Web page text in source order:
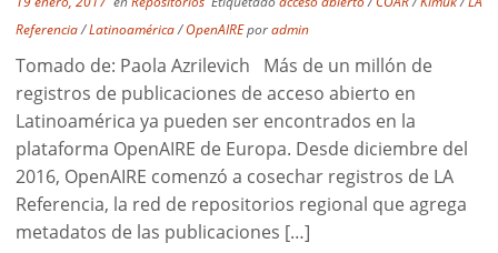
Referencia/Latinoamérica/OpenAIREporadmin
Tomado de: Paola Azrilevich Más de un millón de
registros de publicaciones de acceso abierto en
Latinoamérica ya pueden ser encontrados en la
plataforma OpenAIRE de Europa. Desde diciembre del
2016, OpenAIRE comenzó a cosechar registros de LA
Referencia, la red de repositorios regional que agrega
metadatos de las publicaciones […]